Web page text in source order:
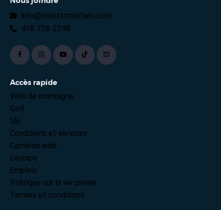
info@montstmathieu.com
418 738-2298
Accès rapide
Vélo de montagne
Golf
Ski
Conditions et services
Caméras web
L’équipe
Emplois
Politique sur la vie privée
Termes et conditions